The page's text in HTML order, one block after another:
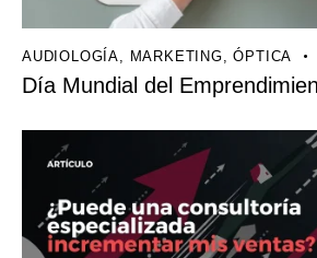
AUDIOLOGÍA MARKETING ,ÓPTICA
Día Mundial del